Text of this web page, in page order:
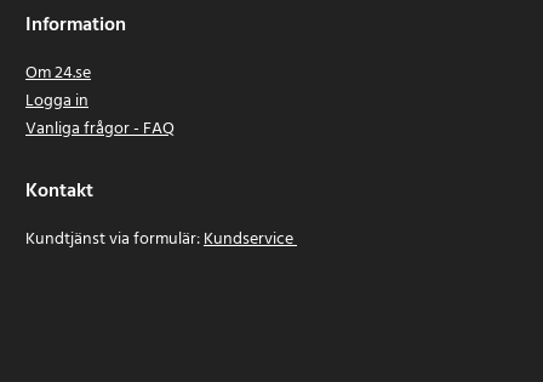
Information
Om 24.se
Logga in
Vanliga frågor - FAQ
Kontakt
Kundtjänst via formulär:Kundservice